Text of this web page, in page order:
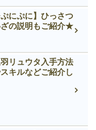
ぷにぷに】ひっさつ
の説明もご紹介★
羽リュウタ入手方法
キルなどご紹介し